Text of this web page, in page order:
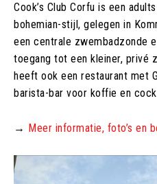
Cook’s Club Corfu is een
bohemian-stijl, gelegen in
een centrale zwembadzonde
toegang tot een kleiner, privé
heeft ook een restaurant met
barista-bar voor koffie en
→ Meer informatie, foto’s en